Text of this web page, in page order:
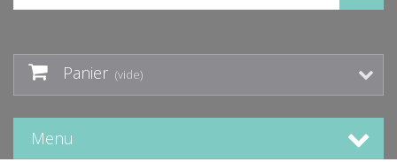
Panier (vide)
Menu